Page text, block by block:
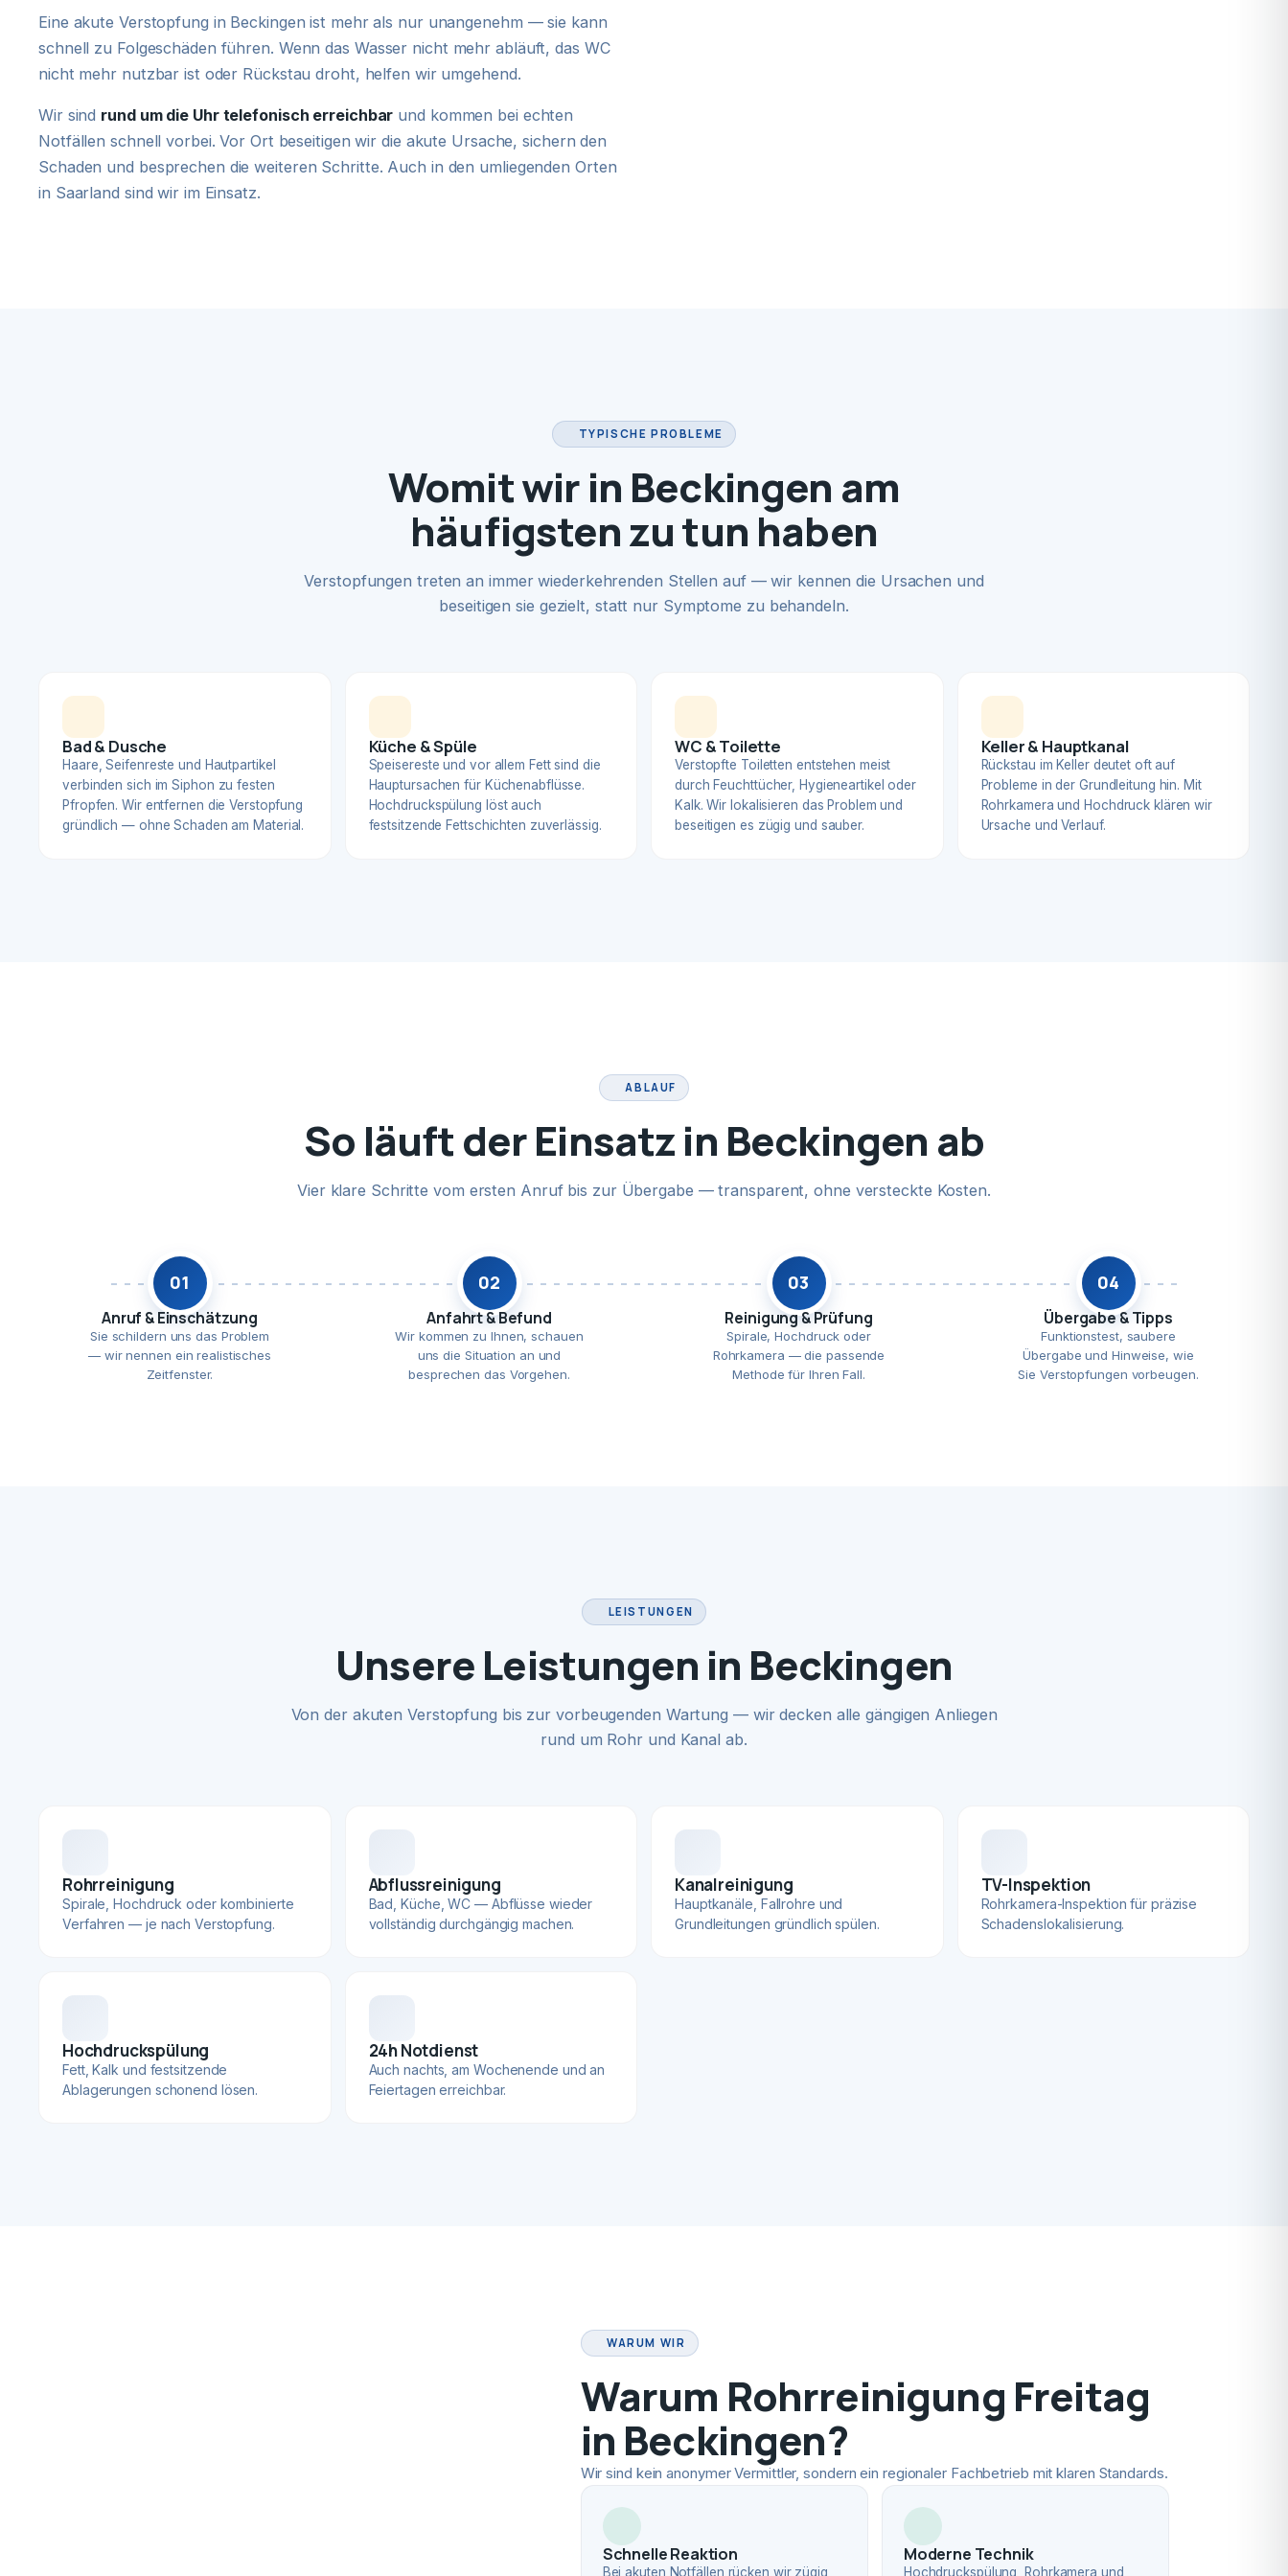
Eine akute Verstopfung in Beckingen ist mehr als nur unangenehm — sie kann
schnell zu Folgeschäden führen. Wenn das Wasser nicht mehr abläuft, das WC
nicht mehr nutzbar ist oder Rückstau droht, helfen wir umgehend.
Wir sind rund um die Uhr telefonisch erreichbar und kommen bei echten
Notfällen schnell vorbei. Vor Ort beseitigen wir die akute Ursache, sichern den
Schaden und besprechen die weiteren Schritte. Auch in den umliegenden Orten
in Saarland sind wir im Einsatz.
TYPISCHE PROBLEME
Womit wir in Beckingen am
häufigsten zu tun haben
Verstopfungen treten an immer wiederkehrenden Stellen auf — wir kennen die Ursachen und
beseitigen sie gezielt, statt nur Symptome zu behandeln.
Bad & Dusche
Haare, Seifenreste und Hautpartikel
verbinden sich im Siphon zu festen
Pfropfen. Wir entfernen die Verstopfung
gründlich — ohne Schaden am Material.
Küche & Spüle
Speisereste und vor allem Fett sind die
Hauptursachen für Küchenabflüsse.
Hochdruckspülung löst auch
festsitzende Fettschichten zuverlässig.
WC & Toilette
Verstopfte Toiletten entstehen meist
durch Feuchttücher, Hygieneartikel oder
Kalk. Wir lokalisieren das Problem und
beseitigen es zügig und sauber.
Keller & Hauptkanal
Rückstau im Keller deutet oft auf
Probleme in der Grundleitung hin. Mit
Rohrkamera und Hochdruck klären wir
Ursache und Verlauf.
ABLAUF
So läuft der Einsatz in Beckingen ab
Vier klare Schritte vom ersten Anruf bis zur Übergabe — transparent, ohne versteckte Kosten.
01
Anruf & Einschätzung
Sie schildern uns das Problem
— wir nennen ein realistisches
Zeitfenster.
02
Anfahrt & Befund
Wir kommen zu Ihnen, schauen
uns die Situation an und
besprechen das Vorgehen.
03
Reinigung & Prüfung
Spirale, Hochdruck oder
Rohrkamera — die passende
Methode für Ihren Fall.
04
Übergabe & Tipps
Funktionstest, saubere
Übergabe und Hinweise, wie
Sie Verstopfungen vorbeugen.
LEISTUNGEN
Unsere Leistungen in Beckingen
Von der akuten Verstopfung bis zur vorbeugenden Wartung — wir decken alle gängigen Anliegen
rund um Rohr und Kanal ab.
Rohrreinigung
Spirale, Hochdruck oder kombinierte
Verfahren — je nach Verstopfung.
Abflussreinigung
Bad, Küche, WC — Abflüsse wieder
vollständig durchgängig machen.
Kanalreinigung
Hauptkanäle, Fallrohre und
Grundleitungen gründlich spülen.
TV-Inspektion
Rohrkamera-Inspektion für präzise
Schadenslokalisierung.
Hochdruckspülung
Fett, Kalk und festsitzende
Ablagerungen schonend lösen.
24h Notdienst
Auch nachts, am Wochenende und an
Feiertagen erreichbar.
WARUM WIR
Warum Rohrreinigung Freitag
in Beckingen?
Wir sind kein anonymer Vermittler, sondern ein regionaler Fachbetrieb mit klaren Standards.
Schnelle Reaktion
Bei akuten Notfällen rücken wir zügig
Moderne Technik
Hochdruckspülung, Rohrkamera und